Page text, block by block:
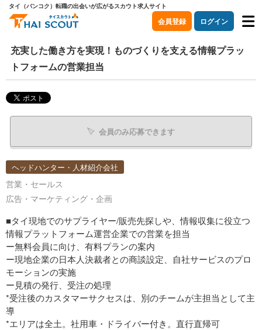
タイ（バンコク）転職の出会いが広がるスカウト求人サイト
会員登録 ログイン
充実した働き方を実現！ものづくりを支える情報プラッ
トフォームの営業担当
会員のみ応募できます
ヘッドハンター・人材紹介会社
営業・セールス
広告・マーケティング・企画
■タイ現地でのサプライヤー/販売先探しや、情報収集に役立つ
情報プラットフォーム運営企業での営業を担当
ー無料会員に向け、有料プランの案内
ー現地企業の日本人決裁者との商談設定、自社サービスのプロ
モーションの実施
ー見積の発行、受注の処理
*受注後のカスタマーサクセスは、別のチームが主担当として主
導
*エリアは全土。社用車・ドライバー付き。直行直帰可